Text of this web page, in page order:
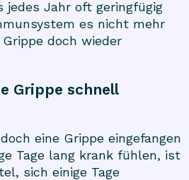
jedes Jahr oft geringfügig
es nicht mehr
doch wieder
Grippe schnell
eine Grippe eingefangen
Tage lang krank fühlen, ist
sich einige Tage